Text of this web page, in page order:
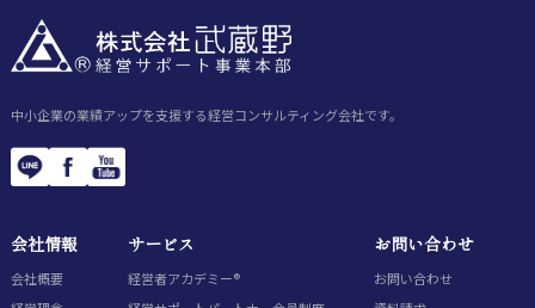
中小企業の業績アップを支援する経営コンサルティング会社です。
会社情報
会社概要
サービス
経営者アカデミー®
お問い合わせ
お問い合わせ